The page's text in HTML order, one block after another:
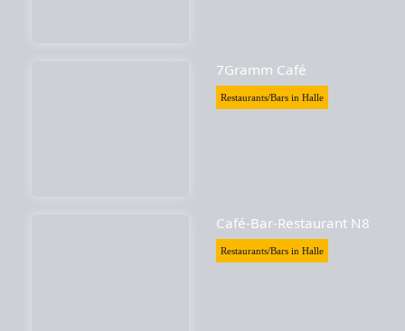
7Gramm Café
Restaurants/Bars in Halle
Café-Bar-Restaurant N8
Restaurants/Bars in Halle